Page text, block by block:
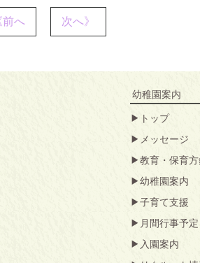
前へ 次へ》
幼稚園案内
トップ
メッセージ
教育・保育
幼稚園案内
子育て支援
月間行事予定
入園案内